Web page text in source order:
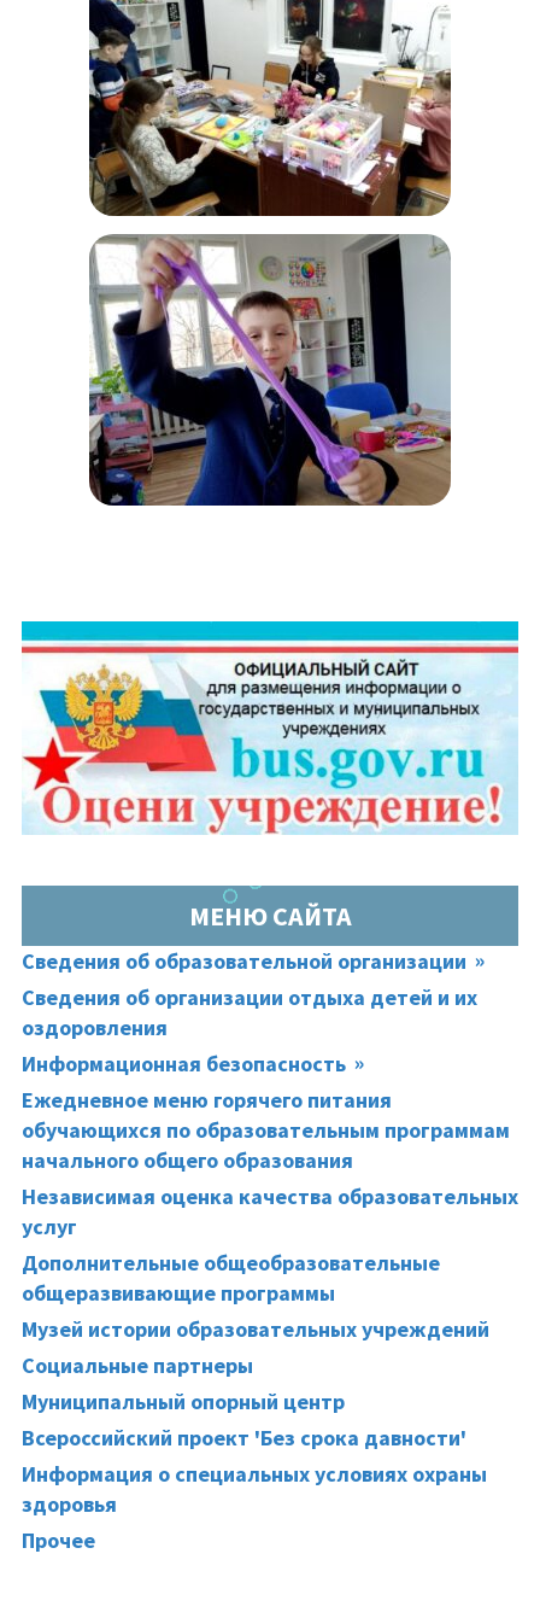
МЕНЮ САЙТА
Сведения об образовательной организации
Сведения об организации отдыха детей и их
оздоровления
Информационная безопасность
Ежедневное меню горячего питания
обучающихся по образовательным программам
начального общего образования
Независимая оценка качества образовательных
услуг
Дополнительные общеобразовательные
общеразвивающие программы
Музей истории образовательных учреждений
Социальные партнеры
Муниципальный опорный центр
Всероссийский проект 'Без срока давности'
Информация о специальных условиях охраны
здоровья
Прочее